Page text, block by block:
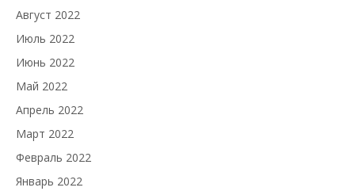
Август 2022
Июль 2022
Июнь 2022
Май 2022
Апрель 2022
Март 2022
Февраль 2022
Январь 2022